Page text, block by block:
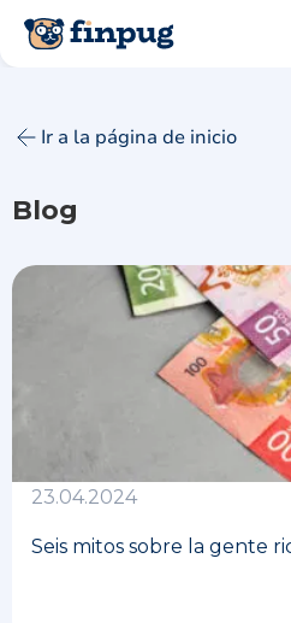
Ir a la página de inicio
Blog
23.04.2024
Seis mitos sobre la gente